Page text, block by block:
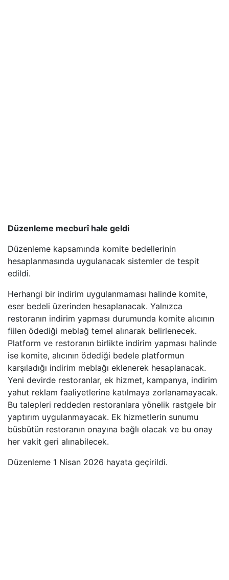
Düzenleme mecburî hale geldi
Düzenleme kapsamında komite bedellerinin
hesaplanmasında uygulanacak sistemler de tespit
edildi.
Herhangi bir indirim uygulanmaması halinde komite,
eser bedeli üzerinden hesaplanacak. Yalnızca
restoranın indirim yapması durumunda komite alıcının
fiilen ödediği meblağ temel alınarak belirlenecek.
Platform ve restoranın birlikte indirim yapması halinde
ise komite, alıcının ödediği bedele platformun
karşıladığı indirim meblağı eklenerek hesaplanacak.
Yeni devirde restoranlar, ek hizmet, kampanya, indirim
yahut reklam faaliyetlerine katılmaya zorlanamayacak.
Bu talepleri reddeden restoranlara yönelik rastgele bir
yaptırım uygulanmayacak. Ek hizmetlerin sunumu
büsbütün restoranın onayına bağlı olacak ve bu onay
her vakit geri alınabilecek.
Düzenleme 1 Nisan 2026 hayata geçirildi.